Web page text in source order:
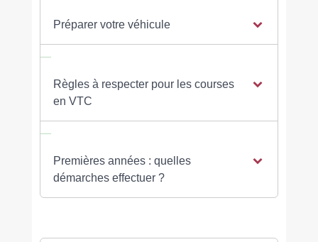
Préparer votre véhicule
Règles à respecter pour les courses
en VTC
Premières années : quelles
démarches effectuer ?